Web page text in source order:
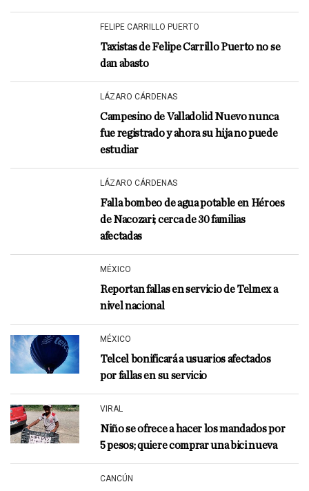
FELIPE CARRILLO PUERTO
Taxistas de Felipe Carrillo Puerto no se
dan abasto
LÁZARO CÁRDENAS
Campesino de Valladolid Nuevo nunca
fue registrado y ahora su hija no puede
estudiar
LÁZARO CÁRDENAS
Falla bombeo de agua potable en Héroes
de Nacozari; cerca de 30 familias
afectadas
MÉXICO
Reportan fallas en servicio de Telmex a
nivel nacional
MÉXICO
Telcel bonificará a usuarios afectados
por fallas en su servicio
VIRAL
Niño se ofrece a hacer los mandados por
5 pesos; quiere comprar una bici nueva
CANCÚN